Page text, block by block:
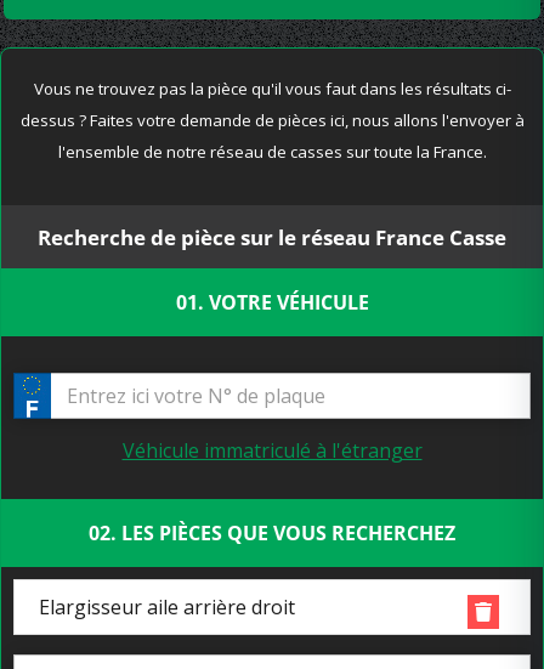
Vous ne trouvez pas la pièce qu'il vous faut dans les résultats ci-
dessus ? Faites votre demande de pièces ici, nous allons l'envoyer à
l'ensemble de notre réseau de casses sur toute la France.
Recherche de pièce sur le réseau France Casse
01. VOTRE VÉHICULE
Véhicule immatriculé à l'étranger
02. LES PIÈCES QUE VOUS RECHERCHEZ
Elargisseur aile arrière droit